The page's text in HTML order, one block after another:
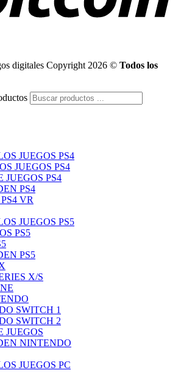
digitales Copyright 2026 © Todos los
JUEGOS PS4
JUEGOS PS4
JUEGOS PS4
PS4
VR
JUEGOS PS5
PS5
PS5
X/S
SWITCH 1
SWITCH 2
JUEGOS
NINTENDO
JUEGOS PC